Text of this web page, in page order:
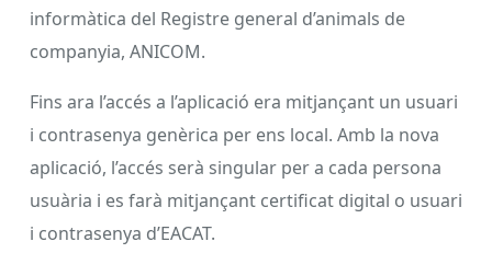
informàtica del Registre general d’animals de
companyia, ANICOM.
Fins ara l’accés a l’aplicació era mitjançant un usuari
i contrasenya genèrica per ens local. Amb la nova
aplicació, l’accés serà singular per a cada persona
usuària i es farà mitjançant certificat digital o usuari
i contrasenya d’EACAT.